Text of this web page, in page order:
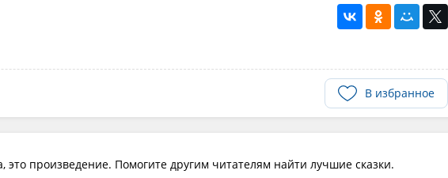
В избранное
это произведение. Помогите другим читателям найти лучшие сказки.